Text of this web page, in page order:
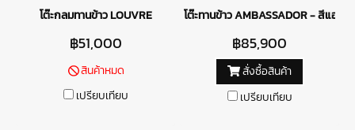
โต๊ะกลมทานข้าว LOUVRE
฿51,000
สินค้าหมด
เปรียบเทียบ
โต๊ะทานข้าว AMBASSADOR - สีแอนท
฿85,900
สั่งซื้อสินค้า
เปรียบเทียบ